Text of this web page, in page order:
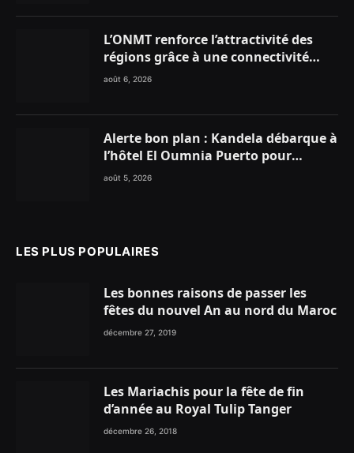
L’ONMT renforce l’attractivité des
régions grâce à une connectivité
aérienne historique de Ryanair
août 6, 2026
Alerte bon plan : Kandela débarque à
l’hôtel El Oumnia Puerto pour
enflammer le Chiringuito Malibu
août 5, 2026
LES PLUS POPULAIRES
Les bonnes raisons de passer les
fêtes du nouvel An au nord du Maroc
décembre 27, 2019
Les Mariachis pour la fête de fin
d’année au Royal Tulip Tanger
décembre 26, 2018